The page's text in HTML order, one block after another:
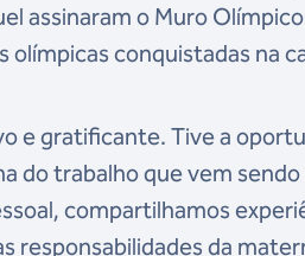
assinaram o Muro
olímpicas conquistadas na
e gratificante. Tive a
do trabalho que vem sendo
compartilhamos
responsabilidades da